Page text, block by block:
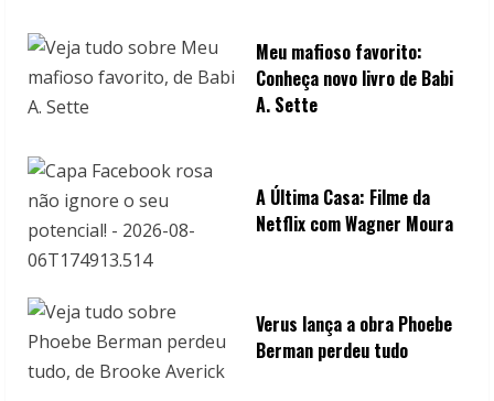
Meu mafioso favorito:
Conheça novo livro de Babi
A. Sette
A Última Casa: Filme da
Netflix com Wagner Moura
Verus lança a obra Phoebe
Berman perdeu tudo